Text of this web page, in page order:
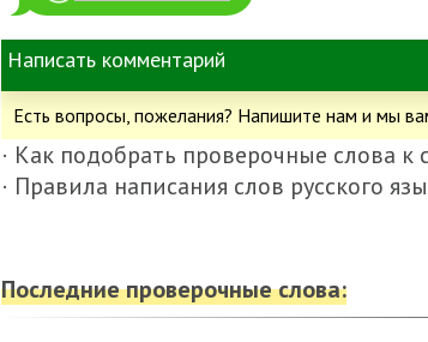
Есть вопросы, пожелания? Напишите нам и мы
· Как подобрать проверочные слова к
· Правила написания слов русского
Последние проверочные слова: